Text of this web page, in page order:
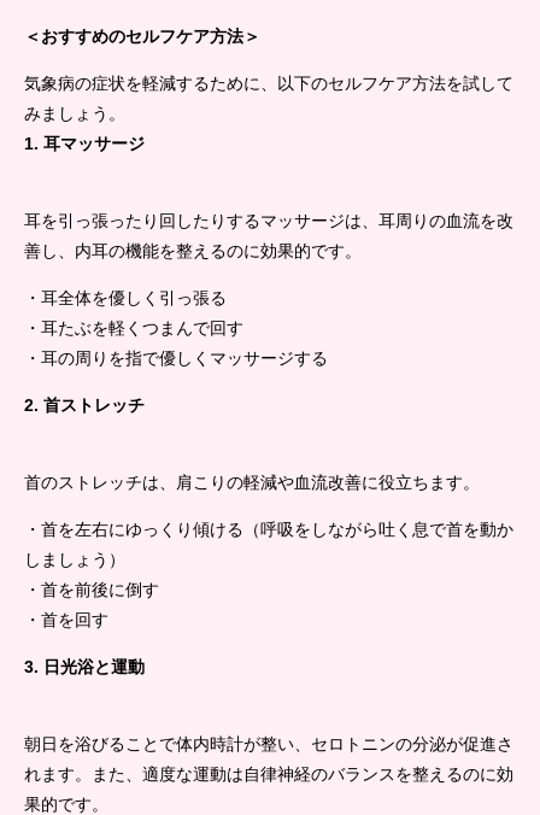
＜おすすめのセルフケア方法＞
気象病の症状を軽減するために、以下のセルフケア方法を試して
みましょう。
1. 耳マッサージ
耳を引っ張ったり回したりするマッサージは、耳周りの血流を改
善し、内耳の機能を整えるのに効果的です。
・耳全体を優しく引っ張る
・耳たぶを軽くつまんで回す
・耳の周りを指で優しくマッサージする
2. 首ストレッチ
首のストレッチは、肩こりの軽減や血流改善に役立ちます。
・首を左右にゆっくり傾ける（呼吸をしながら吐く息で首を動か
しましょう）
・首を前後に倒す
・首を回す
3. 日光浴と運動
朝日を浴びることで体内時計が整い、セロトニンの分泌が促進さ
れます。また、適度な運動は自律神経のバランスを整えるのに効
果的です。